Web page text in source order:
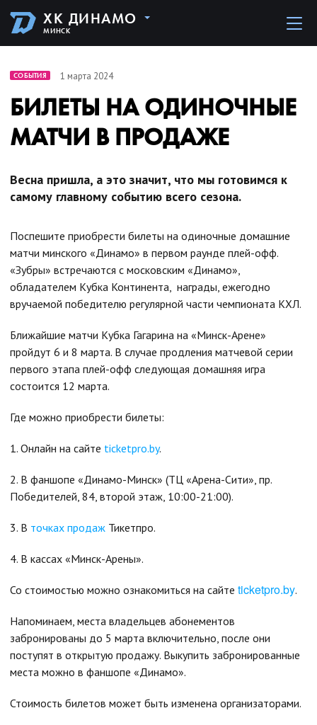
ХК ДИНАМО
МИНСК
СОБЫТИЯ 1 марта 2024
БИЛЕТЫ НА ОДИНОЧНЫЕ
МАТЧИ В ПРОДАЖЕ
Весна пришла, а это значит, что мы готовимся к
самому главному событию всего сезона.
Поспешите приобрести билеты на одиночные домашние
матчи минского «Динамо» в первом раунде плей-офф.
«Зубры» встречаются с московским «Динамо»,
обладателем Кубка Континента, награды, ежегодно
вручаемой победителю регулярной части чемпионата КХЛ.
Ближайшие матчи Кубка Гагарина на «Минск-Арене»
пройдут 6 и 8 марта. В случае продления матчевой серии
первого этапа плей-офф следующая домашняя игра
состоится 12 марта.
Где можно приобрести билеты:
1. Онлайн на сайте ticketpro.by.
2. В фаншопе «Динамо-Минск» (ТЦ «Арена-Сити», пр.
Победителей, 84, второй этаж, 10:00-21:00).
3. В точках продаж Тикетпро.
4. В кассах «Минск-Арены».
Со стоимостью можно ознакомиться на сайте ticketpro.by.
Напоминаем, места владельцев абонементов
забронированы до 5 марта включительно, после они
поступят в открытую продажу. Выкупить забронированные
места можно в фаншопе «Динамо».
Стоимость билетов может быть изменена организаторами.